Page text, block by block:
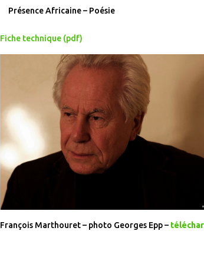
Présence Africaine – Poésie
Fiche technique (pdf)
François Marthouret – photo Georges Epp –